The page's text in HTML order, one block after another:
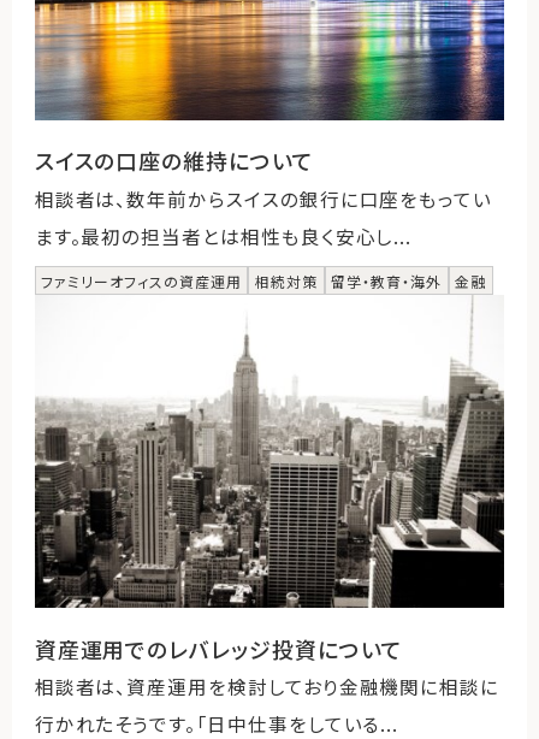
スイスの口座の維持について
相談者は、数年前からスイスの銀行に口座をもってい
ます。最初の担当者とは相性も良く安心し...
ファミリーオフィスの資産運用 相続対策 留学・教育・海外 金融
資産運用でのレバレッジ投資について
相談者は、資産運用を検討しており金融機関に相談に
行かれたそうです。「日中仕事をしている...